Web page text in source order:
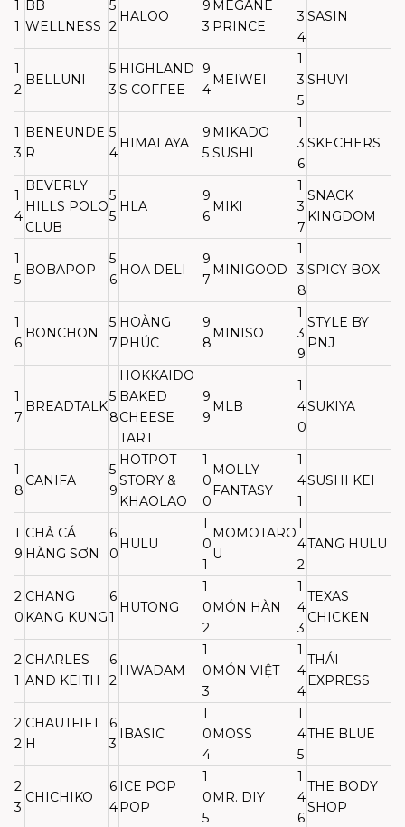
1
1
BB
WELLNESS
5
2
HALOO
9
3
MEGANE
PRINCE
3
4
SASIN
1
2
BELLUNI
5
3
HIGHLAND
S COFFEE
9
4
MEIWEI
1
3
5
SHUYI
1
3
BENEUNDE
R
5
4
HIMALAYA
9
5
MIKADO
SUSHI
1
3
6
SKECHERS
1
4
BEVERLY
HILLS POLO
CLUB
5
5
HLA
9
6
MIKI
1
3
7
SNACK
KINGDOM
1
5
BOBAPOP
5
6
HOA DELI
9
7
MINIGOOD
1
3
8
SPICY BOX
1
6
BONCHON
5
7
HOÀNG
PHÚC
9
8
MINISO
1
3
9
STYLE BY
PNJ
1
7
BREADTALK
5
8
HOKKAIDO
BAKED
CHEESE
TART
9
9
MLB
1
4
0
SUKIYA
1
8
CANIFA
5
9
HOTPOT
STORY &
KHAOLAO
1
0
0
MOLLY
FANTASY
1
4
1
SUSHI KEI
1
9
CHẢ CÁ
HÀNG SƠN
6
0
HULU
1
0
1
MOMOTARO
U
1
4
2
TANG HULU
2
0
CHANG
KANG KUNG
6
1
HUTONG
1
0
2
MÓN HÀN
1
4
3
TEXAS
CHICKEN
2
1
CHARLES
AND KEITH
6
2
HWADAM
1
0
3
MÓN VIỆT
1
4
4
THÁI
EXPRESS
2
2
CHAUTFIFT
H
6
3
IBASIC
1
0
4
MOSS
1
4
5
THE BLUE
2
3
CHICHIKO
6
4
ICE POP
POP
1
0
5
MR. DIY
1
4
6
THE BODY
SHOP